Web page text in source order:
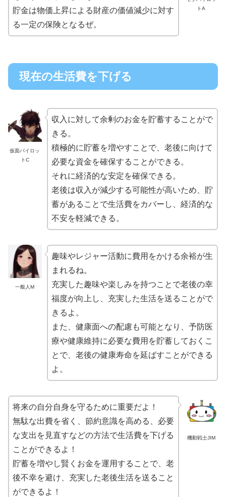
トA
貯金は物価上昇による財産の価値減少に対す
る一定の保険となるぜ。
現在の生活費を下げる
仮面パイロッ
トC
収入に対して余剰のお金を貯蓄することがで
きる。
積極的に貯蓄を増やすことで、老後に向けて
必要な資金を確保することができる。
それに経済的な安定を確保できる。
老後は収入が減少する可能性が高いため、貯
蓄があることで生活費をカバーし、経済的な
不安を軽減できる。
一般人M
趣味やレジャー活動に費用をかける余裕が生
まれるね。
充実した趣味や楽しみを持つことで老後の幸
福度が向上し、充実した生活を送ることがで
きるよ。
また、健康面への配慮も可能となり、予防医
療や健康維持に必要な費用を貯蓄しておくこ
とで、老後の健康寿命を延ばすことができる
よ。
機動戦士JIM
将来の自分自身を守るために重要だよ！
無駄な出費を省く、節約意識を高める、必要
な支出を見直すなどの方法で生活費を下げる
ことができるよ！
貯蓄を増やし賢くお金を運用することで、老
後不幸を避け、充実した老後生活を送ること
ができるよ！